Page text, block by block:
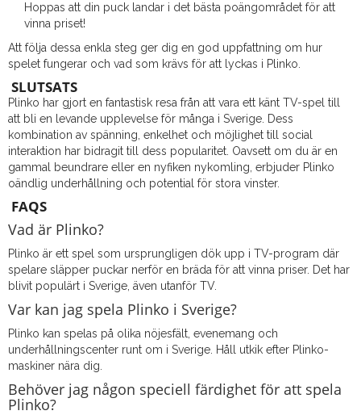
Hoppas att din puck landar i det bästa poängområdet för att
vinna priset!
Att följa dessa enkla steg ger dig en god uppfattning om hur
spelet fungerar och vad som krävs för att lyckas i Plinko.
SLUTSATS
Plinko har gjort en fantastisk resa från att vara ett känt TV-spel till
att bli en levande upplevelse för många i Sverige. Dess
kombination av spänning, enkelhet och möjlighet till social
interaktion har bidragit till dess popularitet. Oavsett om du är en
gammal beundrare eller en nyfiken nykomling, erbjuder Plinko
oändlig underhållning och potential för stora vinster.
FAQS
Vad är Plinko?
Plinko är ett spel som ursprungligen dök upp i TV-program där
spelare släpper puckar nerför en bräda för att vinna priser. Det har
blivit populärt i Sverige, även utanför TV.
Var kan jag spela Plinko i Sverige?
Plinko kan spelas på olika nöjesfält, evenemang och
underhållningscenter runt om i Sverige. Håll utkik efter Plinko-
maskiner nära dig.
Behöver jag någon speciell färdighet för att spela
Plinko?